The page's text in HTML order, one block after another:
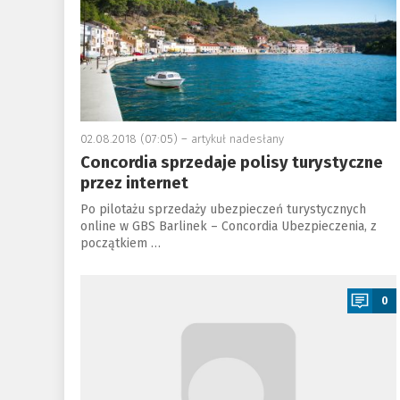
02.08.2018 (07:05) – artykuł nadesłany
Concordia sprzedaje polisy turystyczne
przez internet
Po pilotażu sprzedaży ubezpieczeń turystycznych
online w GBS Barlinek – Concordia Ubezpieczenia, z
początkiem …
0